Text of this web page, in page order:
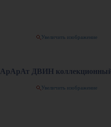
Увеличить изображение
АрАрАт ДВИН коллекционный
Увеличить изображение